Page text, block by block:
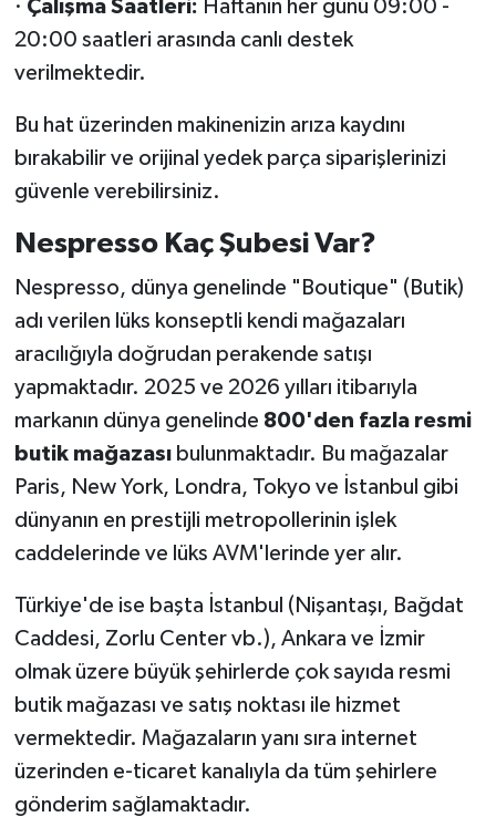
· Çalışma Saatleri: Haftanın her günü 09:00 -
20:00 saatleri arasında canlı destek
verilmektedir.
Bu hat üzerinden makinenizin arıza kaydını
bırakabilir ve orijinal yedek parça siparişlerinizi
güvenle verebilirsiniz.
Nespresso Kaç Şubesi Var?
Nespresso, dünya genelinde "Boutique" (Butik)
adı verilen lüks konseptli kendi mağazaları
aracılığıyla doğrudan perakende satışı
yapmaktadır. 2025 ve 2026 yılları itibarıyla
markanın dünya genelinde 800'den fazla resmi
butik mağazasıbulunmaktadır. Bu mağazalar
Paris, New York, Londra, Tokyo ve İstanbul gibi
dünyanın en prestijli metropollerinin işlek
caddelerinde ve lüks AVM'lerinde yer alır.
Türkiye'de ise başta İstanbul (Nişantaşı, Bağdat
Caddesi, Zorlu Center vb.), Ankara ve İzmir
olmak üzere büyük şehirlerde çok sayıda resmi
butik mağazası ve satış noktası ile hizmet
vermektedir. Mağazaların yanı sıra internet
üzerinden e-ticaret kanalıyla da tüm şehirlere
gönderim sağlamaktadır.